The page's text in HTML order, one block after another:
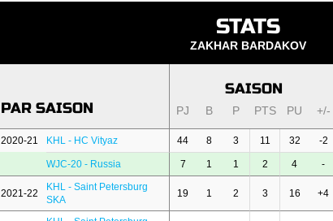
STATS
ZAKHAR BARDAKOV
PAR SAISON
SAISON
PJ B P PTS PU +/-
2020-21 KHL - HC Vityaz 44 8 3 11 32 -2
WJC-20 - Russia 7 1 1 2 4 -
2021-22
KHL - Saint Petersburg
SKA
19 1 2 3 16 +4